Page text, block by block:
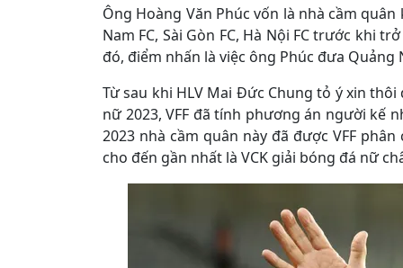
Ông Hoàng Văn Phúc vốn là nhà cầm
Nam FC, Sài Gòn FC, Hà Nội FC trước khi
đó, điểm nhấn là việc ông Phúc đưa Quảng
Từ sau khi HLV Mai Đức Chung tỏ ý xin
nữ 2023, VFF đã tính phương án người kế
2023 nhà cầm quân này đã được VFF
cho đến gần nhất là VCK giải bóng đá nữ